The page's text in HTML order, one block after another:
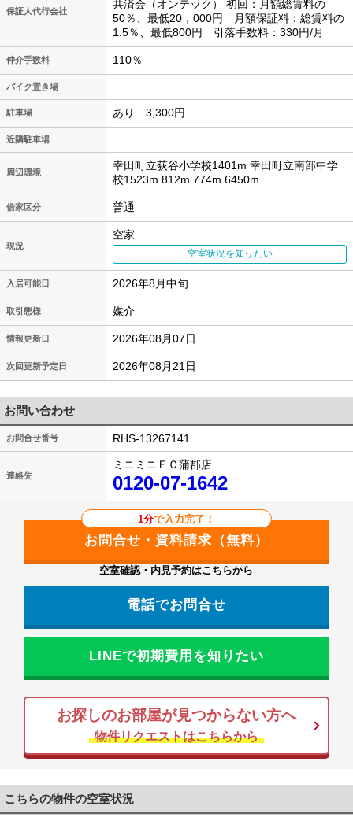
保証人代行会社
共済会（オンテック） 初回：月額総賃料の
50％、最低20，000円 月額保証料：総賃料の
1.5％、最低800円 引落手数料：330円/月
仲介手数料 110％
バイク置き場
駐車場 あり 3,300円
近隣駐車場
周辺環境
幸田町立荻谷小学校1401m 幸田町立南部中学
校1523m 812m 774m 6450m
借家区分 普通
現況
空家
空室状況を知りたい
入居可能日 2026年8月中旬
取引態様 媒介
情報更新日 2026年08月07日
次回更新予定日 2026年08月21日
お問い合わせ
お問合せ番号 RHS-13267141
連絡先
ミニミニＦＣ蒲郡店
0120-07-1642
1分で入力完了！
空室確認・内見予約はこちらから
電話でお問合せ
LINEで初期費用を知りたい
お探しのお部屋が見つからない方へ
物件リクエストはこちらから
こちらの物件の空室状況